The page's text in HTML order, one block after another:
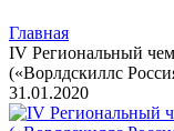
Главная
IV Региональный
(«Ворлдскиллс
31.01.2020